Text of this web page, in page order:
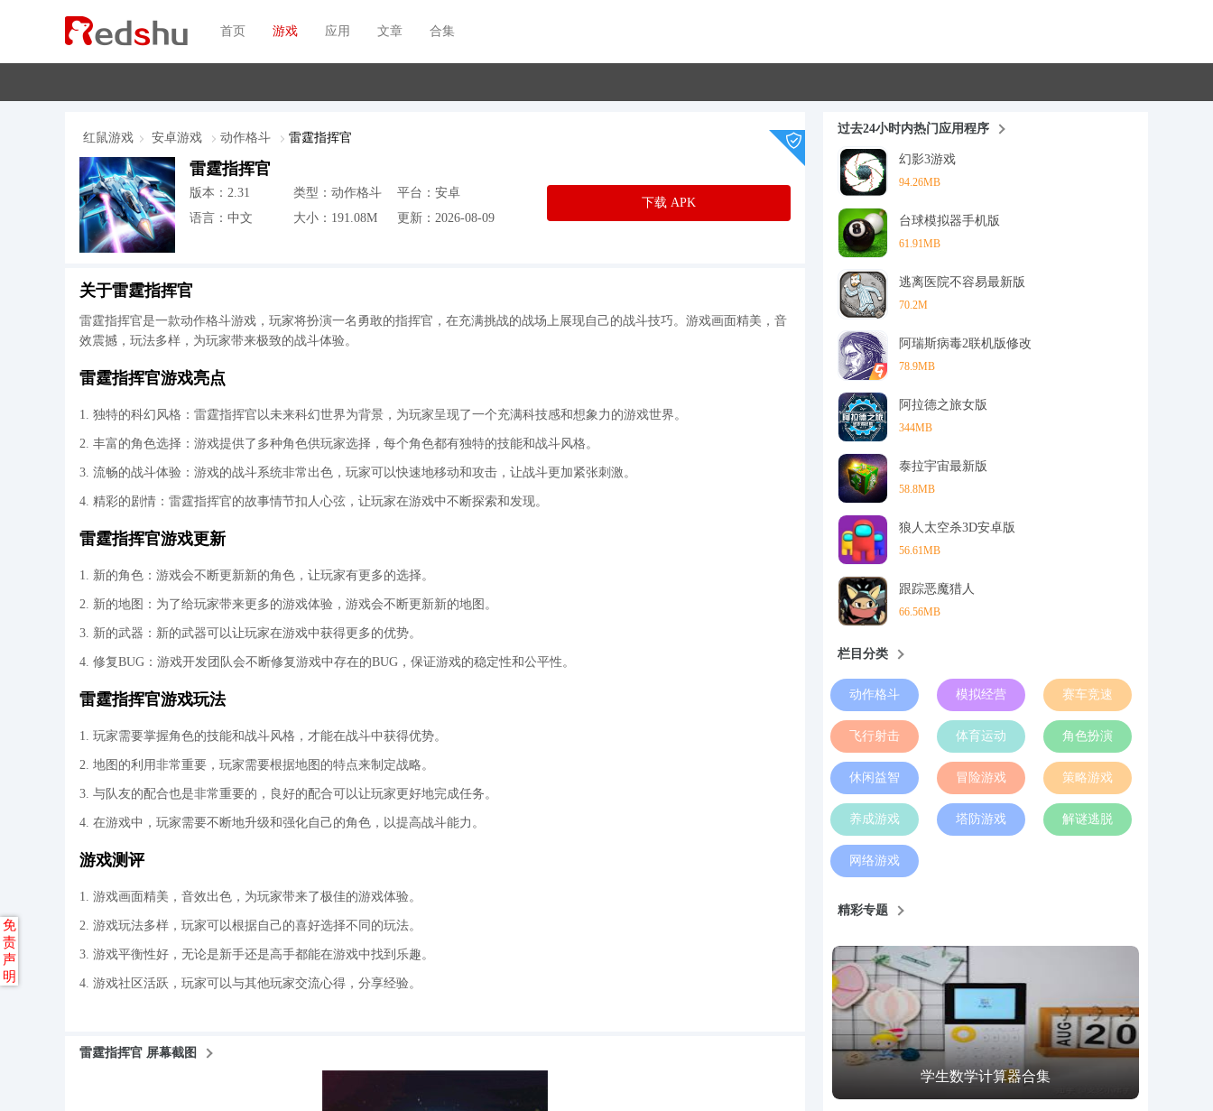
首页 游戏 应用 文章 合集
红鼠游戏 安卓游戏 动作格斗 雷霆指挥官
雷霆指挥官
版本：2.31 类型：动作格斗
平台：安卓
语言：中文
大小：191.08M 更新：2026-08-09
下载 APK
关于雷霆指挥官
雷霆指挥官是一款动作格斗游戏，玩家将扮演一名勇敢的指挥官，在充满挑战的战场上展现自己的战斗技巧。游戏画面精美，音
效震撼，玩法多样，为玩家带来极致的战斗体验。
雷霆指挥官游戏亮点
1. 独特的科幻风格：雷霆指挥官以未来科幻世界为背景，为玩家呈现了一个充满科技感和想象力的游戏世界。
2. 丰富的角色选择：游戏提供了多种角色供玩家选择，每个角色都有独特的技能和战斗风格。
3. 流畅的战斗体验：游戏的战斗系统非常出色，玩家可以快速地移动和攻击，让战斗更加紧张刺激。
4. 精彩的剧情：雷霆指挥官的故事情节扣人心弦，让玩家在游戏中不断探索和发现。
雷霆指挥官游戏更新
1. 新的角色：游戏会不断更新新的角色，让玩家有更多的选择。
2. 新的地图：为了给玩家带来更多的游戏体验，游戏会不断更新新的地图。
3. 新的武器：新的武器可以让玩家在游戏中获得更多的优势。
4. 修复BUG：游戏开发团队会不断修复游戏中存在的BUG，保证游戏的稳定性和公平性。
雷霆指挥官游戏玩法
1. 玩家需要掌握角色的技能和战斗风格，才能在战斗中获得优势。
2. 地图的利用非常重要，玩家需要根据地图的特点来制定战略。
3. 与队友的配合也是非常重要的，良好的配合可以让玩家更好地完成任务。
4. 在游戏中，玩家需要不断地升级和强化自己的角色，以提高战斗能力。
游戏测评
1. 游戏画面精美，音效出色，为玩家带来了极佳的游戏体验。
2. 游戏玩法多样，玩家可以根据自己的喜好选择不同的玩法。
3. 游戏平衡性好，无论是新手还是高手都能在游戏中找到乐趣。
4. 游戏社区活跃，玩家可以与其他玩家交流心得，分享经验。
雷霆指挥官 屏幕截图
过去24小时内热门应用程序
幻影3游戏
94.26MB
台球模拟器手机版
61.91MB
逃离医院不容易最新版
70.2M
阿瑞斯病毒2联机版修改
78.9MB
阿拉德之旅女版
344MB
泰拉宇宙最新版
58.8MB
狼人太空杀3D安卓版
56.61MB
跟踪恶魔猎人
66.56MB
栏目分类
动作格斗 模拟经营 赛车竞速
飞行射击 体育运动 角色扮演
休闲益智 冒险游戏 策略游戏
养成游戏 塔防游戏 解谜逃脱
网络游戏
精彩专题
学生数学计算器合集
免
责
声
明